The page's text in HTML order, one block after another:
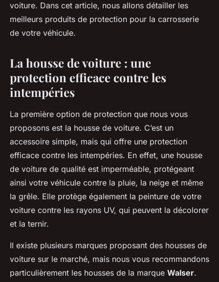
voiture. Dans cet article, nous allons détailler les
meilleurs produits de protection pour la carrosserie
de votre véhicule.
La housse de voiture : une
protection efficace contre les
intempéries
La première option de protection que nous vous
proposons est la housse de voiture. C’est un
accessoire simple, mais qui offre une protection
efficace contre les intempéries. En effet, une housse
de voiture de qualité est imperméable, protégeant
ainsi votre véhicule contre la pluie, la neige et même
la grêle. Elle protège également la peinture de votre
voiture contre les rayons UV, qui peuvent la décolorer
et la ternir.
Il existe plusieurs marques proposant des housses de
voiture sur le marché, mais nous vous recommandons
particulièrement les housses de la marque Walser.